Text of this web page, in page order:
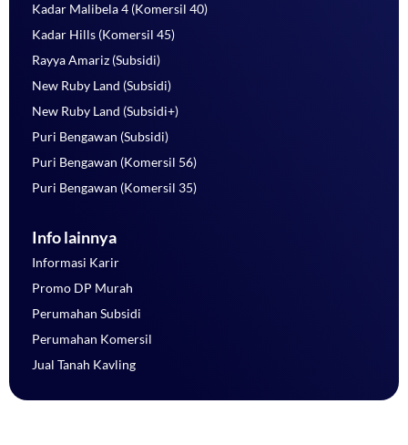
Kadar Malibela 4 (Komersil 40)
Kadar Hills (Komersil 45)
Rayya Amariz (Subsidi)
New Ruby Land (Subsidi)
New Ruby Land (Subsidi+)
Puri Bengawan (Subsidi)
Puri Bengawan (Komersil 56)
Puri Bengawan (Komersil 35)
Info lainnya
Informasi Karir
Promo DP Murah
Perumahan Subsidi
Perumahan Komersil
Jual Tanah Kavling